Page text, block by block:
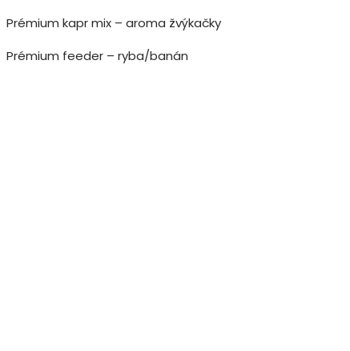
Prémium kapr mix – aroma žvýkačky
Prémium feeder – ryba/banán